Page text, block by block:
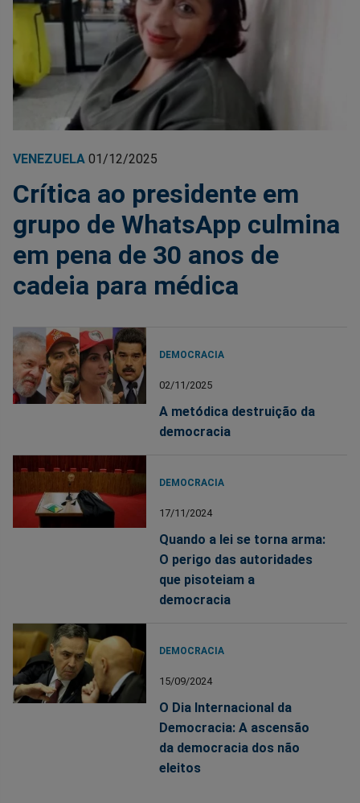
VENEZUELA 01/12/2025
Crítica ao presidente em
grupo de WhatsApp culmina
em pena de 30 anos de
cadeia para médica
DEMOCRACIA
02/11/2025
A metódica destruição da
democracia
DEMOCRACIA
17/11/2024
Quando a lei se torna arma:
O perigo das autoridades
que pisoteiam a
democracia
DEMOCRACIA
15/09/2024
O Dia Internacional da
Democracia: A ascensão
da democracia dos não
eleitos